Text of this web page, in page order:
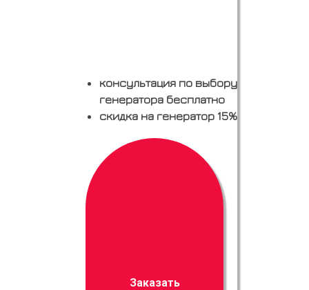
консультация по выбору
генератора бесплатно
скидка на генератор 15%
Заказать